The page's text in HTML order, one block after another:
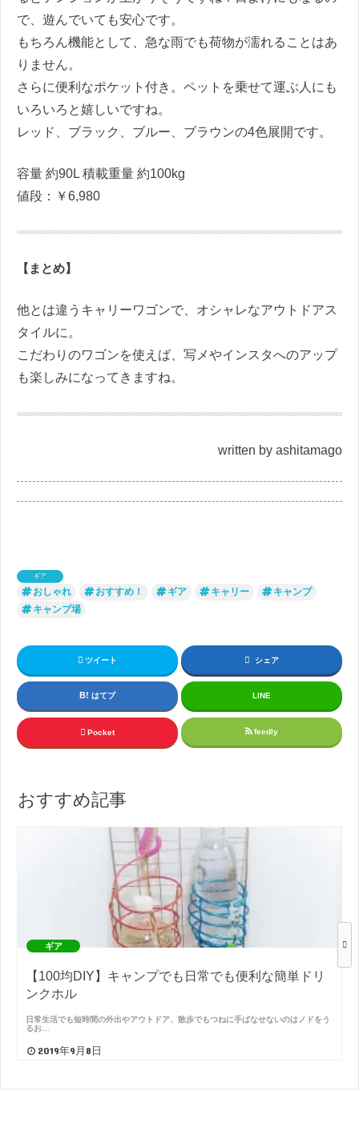
で、遊んでいても安心です。
もちろん機能として、急な雨でも荷物が濡れることはあ
りません。
さらに便利なポケット付き。ペットを乗せて運ぶ人にも
いろいろと嬉しいですね。
レッド、ブラック、ブルー、ブラウンの4色展開です。
容量 約90L 積載重量 約100kg
値段：￥6,980
【まとめ】
他とは違うキャリーワゴンで、オシャレなアウトドアス
タイルに。
こだわりのワゴンを使えば、写メやインスタへのアップ
も楽しみになってきますね。
written by ashitamago
ギア
おしゃれ おすすめ！ ギア キャリー
キャンプ
キャンプ場
ツイート シェア
はてブ LINE
Pocket feedly
おすすめ記事
ギア
【100均DIY】キャンプでも日常でも便利な簡単ドリ
ンクホル
日常生活でも短時間の外出やアウトドア、散歩でもつねに手ばなせないのはノドをう
るお…
2019年9月8日